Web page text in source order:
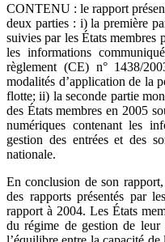
CONTENU : le rapport
deux parties : i) la première
suivies par les États membres
les informations
règlement (CE) n° 1438/
modalités d’application de la
flotte; ii) la seconde partie
des États membres en 2005
numériques contenant les
gestion des entrées et des
nationale.
En conclusion de son
des rapports présentés par
rapport à 2004. Les États
du régime de gestion de leur